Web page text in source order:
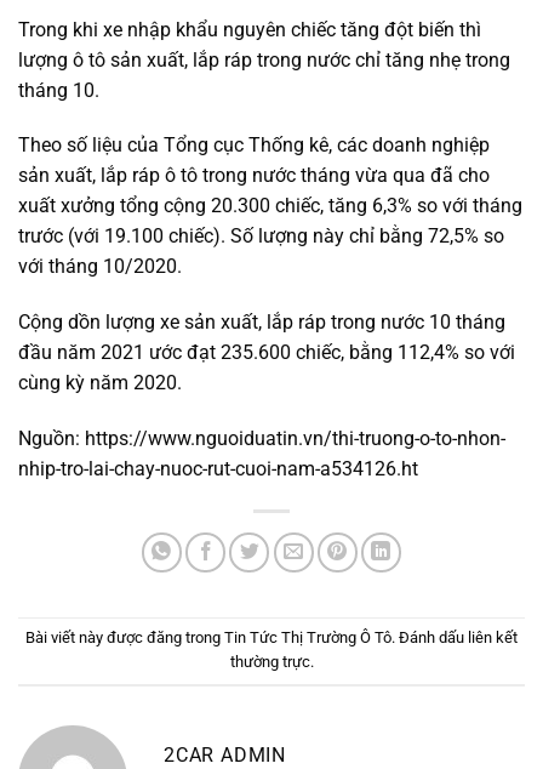
Trong khi xe nhập khẩu nguyên chiếc tăng đột biến thì
lượng ô tô sản xuất, lắp ráp trong nước chỉ tăng nhẹ trong
tháng 10.
Theo số liệu của Tổng cục Thống kê, các doanh nghiệp
sản xuất, lắp ráp ô tô trong nước tháng vừa qua đã cho
xuất xưởng tổng cộng 20.300 chiếc, tăng 6,3% so với tháng
trước (với 19.100 chiếc). Số lượng này chỉ bằng 72,5% so
với tháng 10/2020.
Cộng dồn lượng xe sản xuất, lắp ráp trong nước 10 tháng
đầu năm 2021 ước đạt 235.600 chiếc, bằng 112,4% so với
cùng kỳ năm 2020.
Nguồn: https://www.nguoiduatin.vn/thi-truong-o-to-nhon-
nhip-tro-lai-chay-nuoc-rut-cuoi-nam-a534126.ht
Bài viết này được đăng trong Tin Tức Thị Trường Ô Tô. Đánh dấu liên kết
thường trực.
2CAR ADMIN